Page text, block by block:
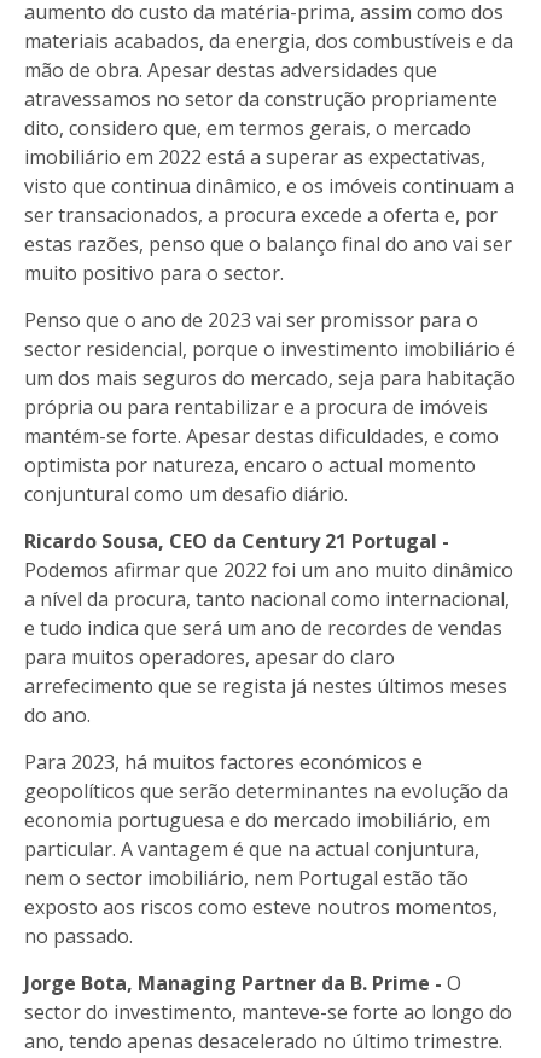
aumento do custo da matéria-prima, assim como dos
materiais acabados, da energia, dos combustíveis e da
mão de obra. Apesar destas adversidades que
atravessamos no setor da construção propriamente
dito, considero que, em termos gerais, o mercado
imobiliário em 2022 está a superar as expectativas,
visto que continua dinâmico, e os imóveis continuam a
ser transacionados, a procura excede a oferta e, por
estas razões, penso que o balanço final do ano vai ser
muito positivo para o sector.
Penso que o ano de 2023 vai ser promissor para o
sector residencial, porque o investimento imobiliário é
um dos mais seguros do mercado, seja para habitação
própria ou para rentabilizar e a procura de imóveis
mantém-se forte. Apesar destas dificuldades, e como
optimista por natureza, encaro o actual momento
conjuntural como um desafio diário.
Ricardo Sousa, CEO da Century 21 Portugal -
Podemos afirmar que 2022 foi um ano muito dinâmico
a nível da procura, tanto nacional como internacional,
e tudo indica que será um ano de recordes de vendas
para muitos operadores, apesar do claro
arrefecimento que se regista já nestes últimos meses
do ano.
Para 2023, há muitos factores económicos e
geopolíticos que serão determinantes na evolução da
economia portuguesa e do mercado imobiliário, em
particular. A vantagem é que na actual conjuntura,
nem o sector imobiliário, nem Portugal estão tão
exposto aos riscos como esteve noutros momentos,
no passado.
Jorge Bota, Managing Partner da B. Prime - O
sector do investimento, manteve-se forte ao longo do
ano, tendo apenas desacelerado no último trimestre.